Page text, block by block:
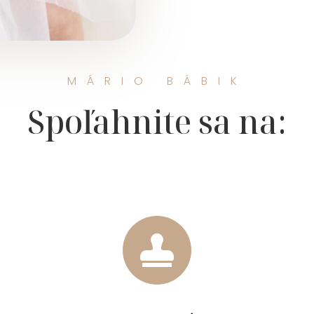
MÁRIO BÁBIK
Spoľahnite sa na:
